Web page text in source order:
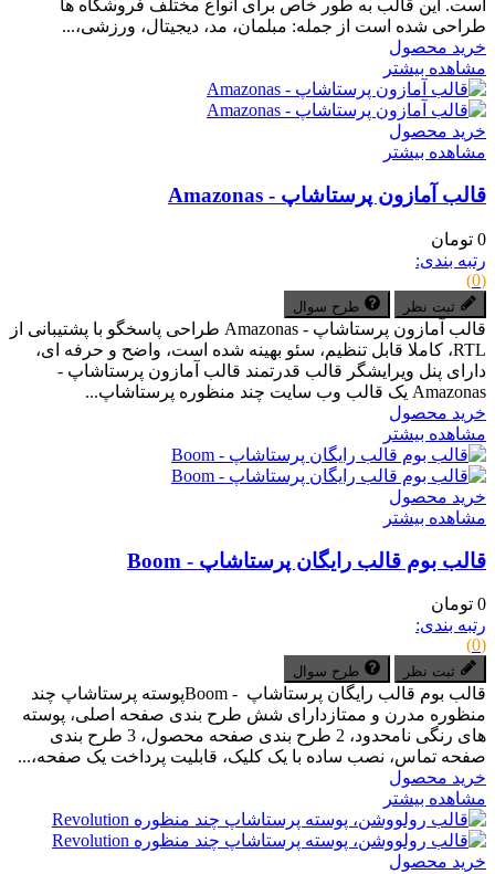
است. این قالب به طور خاص برای انواع مختلف فروشگاه ها
طراحی شده است از جمله: مبلمان، مد، دیجیتال، ورزشی،...
خرید محصول
مشاهده بیشتر
خرید محصول
مشاهده بیشتر
قالب آمازون پرستاشاپ - Amazonas
0 تومان
رتبه بندی:
(0)
ثبت نظر طرح سوال
قالب آمازون پرستاشاپ - Amazonas طراحی پاسخگو با پشتیبانی از
RTL، کاملا قابل تنظیم، سئو بهینه شده است، واضح و حرفه ای،
دارای پنل ویرایشگر قالب قدرتمند قالب آمازون پرستاشاپ -
Amazonas یک قالب وب سایت چند منظوره پرستاشاپ...
خرید محصول
مشاهده بیشتر
خرید محصول
مشاهده بیشتر
قالب بوم قالب رایگان پرستاشاپ - Boom
0 تومان
رتبه بندی:
(0)
ثبت نظر طرح سوال
قالب بوم قالب رایگان پرستاشاپ - Boomپوسته پرستاشاپ چند
منظوره مدرن و ممتازدارای شش طرح بندی صفحه اصلی، پوسته
های رنگی نامحدود، 2 طرح بندی صفحه محصول، 3 طرح بندی
صفحه تماس، نصب ساده با یک کلیک، قابلیت پرداخت یک صفحه،...
خرید محصول
مشاهده بیشتر
خرید محصول